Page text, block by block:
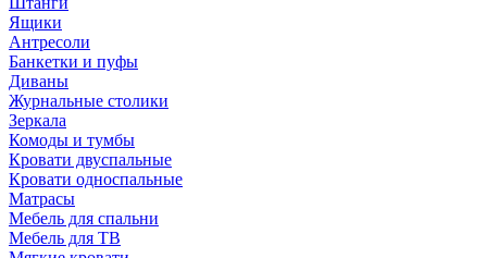
Ящики
Антресоли
Банкетки и пуфы
Диваны
Журнальные столики
Зеркала
Комоды и тумбы
Кровати двуспальные
Кровати односпальные
Матрасы
Мебель для спальни
Мебель для ТВ